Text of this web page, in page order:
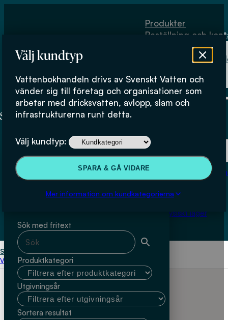
Välj kundtyp
Vattenbokhandeln drivs av Svenskt Vatten och
vänder sig till företag och organisationer som
arbetar med dricksvatten, avlopp, slam och
infrastrukturerna runt detta.
Välj kundtyp:
SPARA & GÅ VIDARE
Mer information om kundkategorierna
Produkter
Beställning och
Fysiskt lager
Beställning och kontakt
Om
Köpvillkor
Fysiskt lager
Start
Välj kundtyp
Produkter
Här kan du bläddra igenom produkter i butiken.
Sök & filtrera
Sök med fritext
Produktkategori
Utgivningsår
Sortera resultat